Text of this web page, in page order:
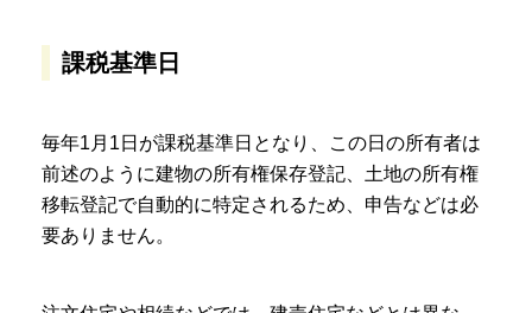
課税基準日
毎年1月1日が課税基準日となり、この日の所有者は
前述のように建物の所有権保存登記、土地の所有権
移転登記で自動的に特定されるため、申告などは必
要ありません。